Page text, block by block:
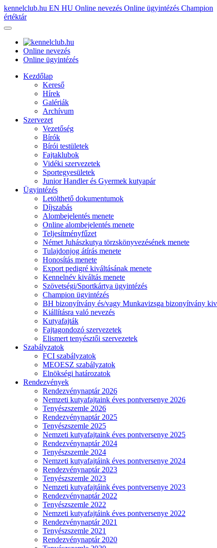
kennelclub.hu EN HU Online nevezés Online ügyintézés Champion
értéktár
Online nevezés
Online ügyintézés
Kezdőlap
Kereső
Hírek
Galériák
Archívum
Szervezet
Vezetőség
Bírók
Bírói testületek
Fajtaklubok
Vidéki szervezetek
Sportegyesületek
Junior Handler és Gyermek kutyapár
Ügyintézés
Letölthető dokumentumok
Díjszabás
Alombejelentés menete
Online alombejelentés menete
Teljesítményfűzet
Német Juhászkutya törzskönyvezésének menete
Tulajdonjog átírás menete
Honosítás menete
Export pedigré kiváltásának menete
Kennelnév kiváltás menete
Szövetségi/Sportkártya ügyintézés
Champion ügyintézés
BH bizonyítvány és/vagy Munkavizsga bizonyítvány
Kiállításra való nevezés
Kutyafajták
Fajtagondozó szervezetek
Elismert tenyésztői szervezetek
Szabályzatok
FCI szabályzatok
MEOESZ szabályzatok
Elnökségi határozatok
Rendezvények
Rendezvénynaptár 2026
Nemzeti kutyafajtaink éves pontversenye 2026
Tenyészszemle 2026
Rendezvénynaptár 2025
Tenyészszemle 2025
Nemzeti kutyafajtaink éves pontversenye 2025
Rendezvénynaptár 2024
Tenyészszemle 2024
Nemzeti kutyafajtáink éves pontversenye 2024
Rendezvénynaptár 2023
Tenyészszemle 2023
Nemzeti kutyafajtáink éves pontversenye 2023
Rendezvénynaptár 2022
Tenyészszemle 2022
Nemzeti kutyafajtáink éves pontversenye 2022
Rendezvénynaptár 2021
Tenyészszemle 2021
Rendezvénynaptár 2020